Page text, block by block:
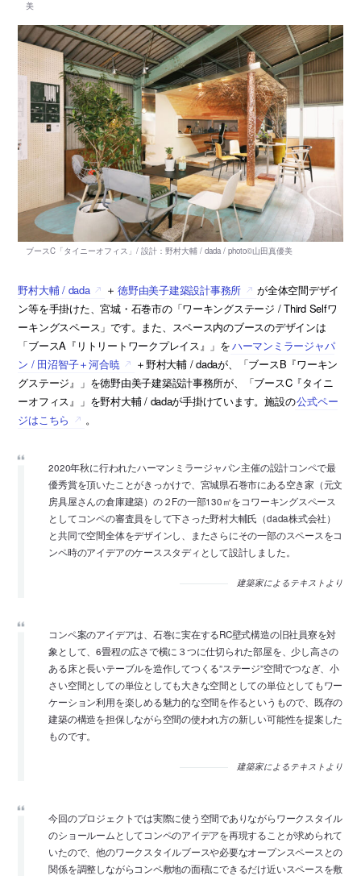
野村大輔 / dada ＋ 徳野由美子建築設計事務所
が全体空間デザイ
ン等を手掛けた、宮城・石巻市の「ワーキングステージ / Third Selfワ
ーキングスペース」です。また、スペース内のブースのデザインは
「ブースA『リトリートワークプレイス』」をハーマンミラージャパ
ン / 田沼智子＋河合暁
＋野村大輔 / dadaが、「ブースB『ワーキン
グステージ』」を徳野由美子建築設計事務所が、「ブースC『タイニ
ーオフィス』」を野村大輔 / dadaが手掛けています。施設の公式ペー
ジはこちら
。
2020年秋に行われたハーマンミラージャパン主催の設計コンペで最
優秀賞を頂いたことがきっかけで、宮城県石巻市にある空き家（元文
房具屋さんの倉庫建築）の２Fの一部130㎡をコワーキングスペース
としてコンペの審査員をして下さった野村大輔氏（dada株式会社）
と共同で空間全体をデザインし、またさらにその一部のスペースをコ
ンペ時のアイデアのケーススタディとして設計しました。
建築家によるテキストより
コンペ案のアイデアは、石巻に実在するRC壁式構造の旧社員寮を対
象として、6畳程の広さで横に３つに仕切られた部屋を、少し高さの
ある床と長いテーブルを造作してつくる”ステージ”空間でつなぎ、小
さい空間としての単位としても大きな空間としての単位としてもワー
ケーション利用を楽しめる魅力的な空間を作るというもので、既存の
建築の構造を担保しながら空間の使われ方の新しい可能性を提案した
ものです。
建築家によるテキストより
今回のプロジェクトでは実際に使う空間でありながらワークスタイル
のショールームとしてコンペのアイデアを再現することが求められて
いたので、他のワークスタイルブースや必要なオープンスペースとの
関係を調整しながらコンペ敷地の面積にできるだけ近いスペースを敷